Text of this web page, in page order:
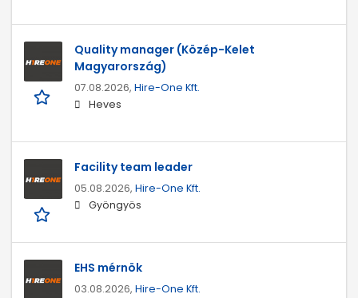
Quality manager (Közép-Kelet
Magyarország)
07.08.2026, Hire-One Kft.
Heves
Facility team leader
05.08.2026, Hire-One Kft.
Gyöngyös
EHS mérnök
03.08.2026, Hire-One Kft.